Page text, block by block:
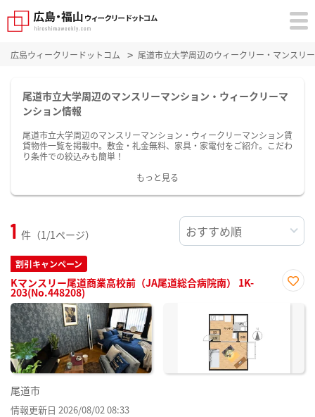
広島ウィークリードットコム 尾道市立大学周辺のウィークリー・マンスリ
尾道市立大学周辺のマンスリーマンション・ウィークリーマ
ンション情報
尾道市立大学周辺のマンスリーマンション・ウィークリーマンション賃
貸物件一覧を掲載中。敷金・礼金無料、家具・家電付をご紹介。こだわ
り条件での絞込みも簡単！
もっと見る
1 件（1/1ページ）
割引キャンペーン
Kマンスリー尾道商業高校前（JA尾道総合病院南） 1K-
203(No.448208)
に入
尾道市
情報更新日 2026/08/02 08:33